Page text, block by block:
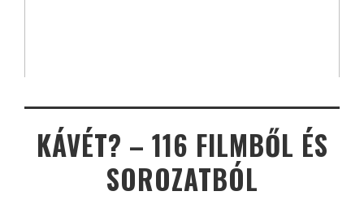
KÁVÉT? – 116 FILMBŐL ÉS
SOROZATBÓL